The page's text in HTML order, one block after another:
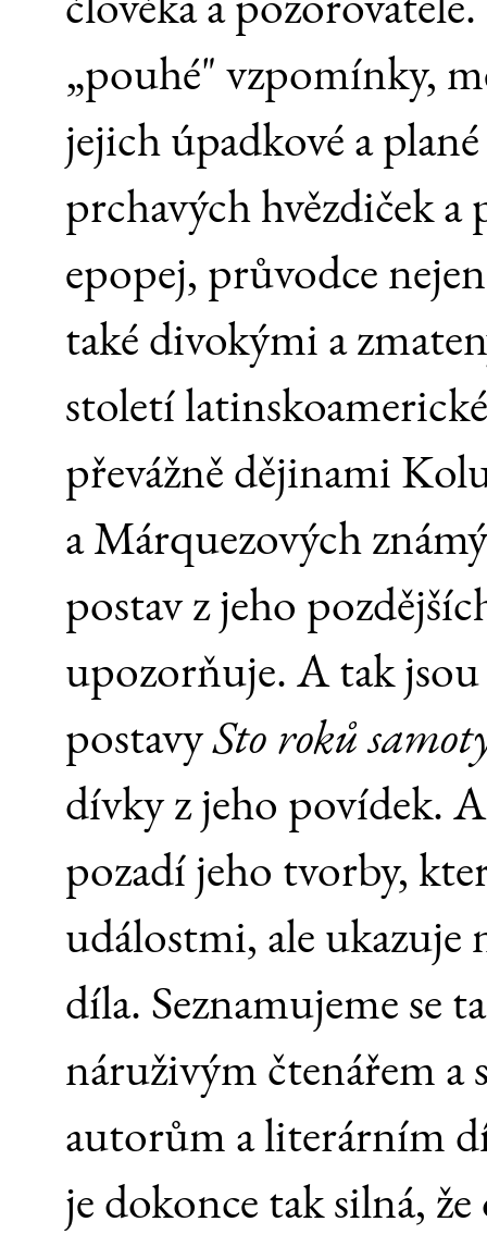
„pouhé" vzpomínky,
jejich úpadkové a
prchavých hvězdiček
epopej, průvodce
také divokými a
století
převážně dějinami
a Márquezových
postav z jeho
upozorňuje. A tak
postavySto roků
dívky z jeho povídek.
pozadí jeho tvorby,
událostmi, ale
díla. Seznamujeme se
náruživým čtenářem a
autorům a literárním
je dokonce tak silná,